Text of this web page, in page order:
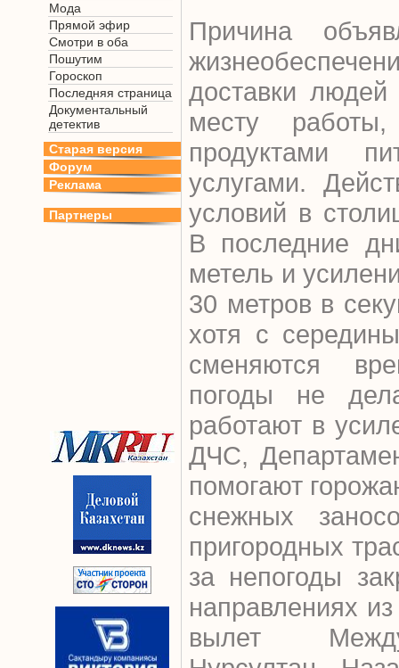
Мода
Прямой эфир
Смотри в оба
Пошутим
Гороскоп
Последняя страница
Документальный
детектив
Старая версия
Форум
Реклама
Партнеры
Причина
доставки
месту
продуктами
услугами.
условий в
В последние
метель и
30 метров в
хотя с
сменяются
погоды не
работают в
ДЧС,
помогают
снежных
пригородных
за непогоды
направлениях
вылет